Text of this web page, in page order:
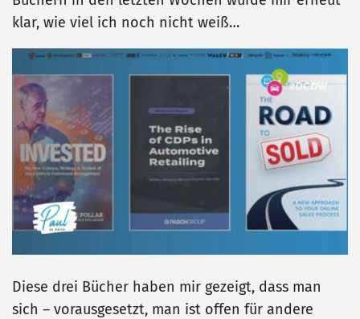
klar, wie viel ich noch nicht weiß…
Diese drei Bücher haben mir gezeigt, dass man
sich – vorausgesetzt, man ist offen für andere